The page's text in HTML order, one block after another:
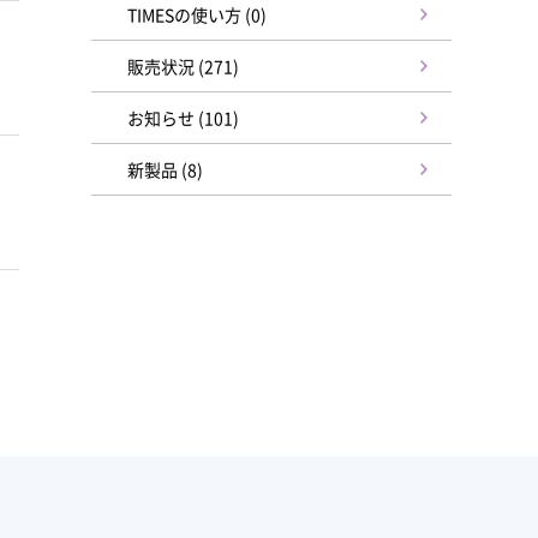
TIMESの使い方 (0)
販売状況 (271)
お知らせ (101)
新製品 (8)